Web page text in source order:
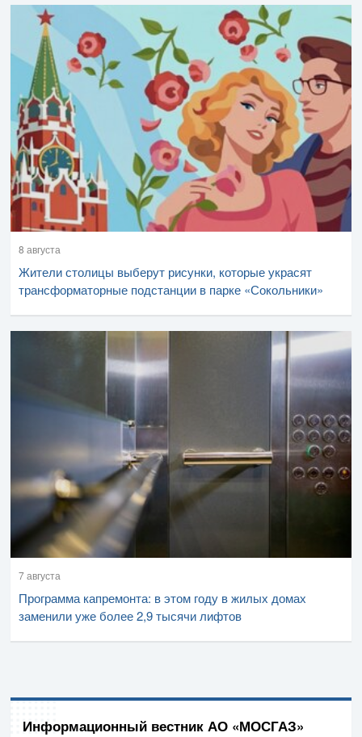
8 августа
Жители столицы выберут рисунки, которые украсят
трансформаторные подстанции в парке «Сокольники»
7 августа
Программа капремонта: в этом году в жилых домах
заменили уже более 2,9 тысячи лифтов
Информационный вестник АО «МОСГАЗ»